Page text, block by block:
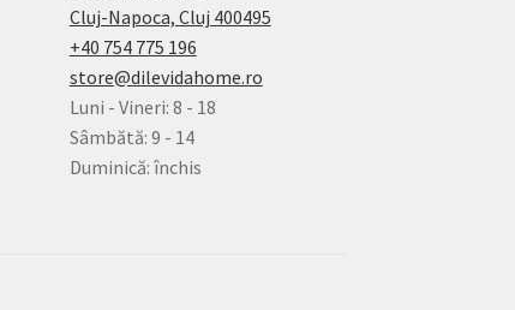
Cluj-Napoca, Cluj 400495
+40 754 775 196
store@dilevidahome.ro
Luni - Vineri: 8 - 18
Sâmbătă: 9 - 14
Duminică: închis